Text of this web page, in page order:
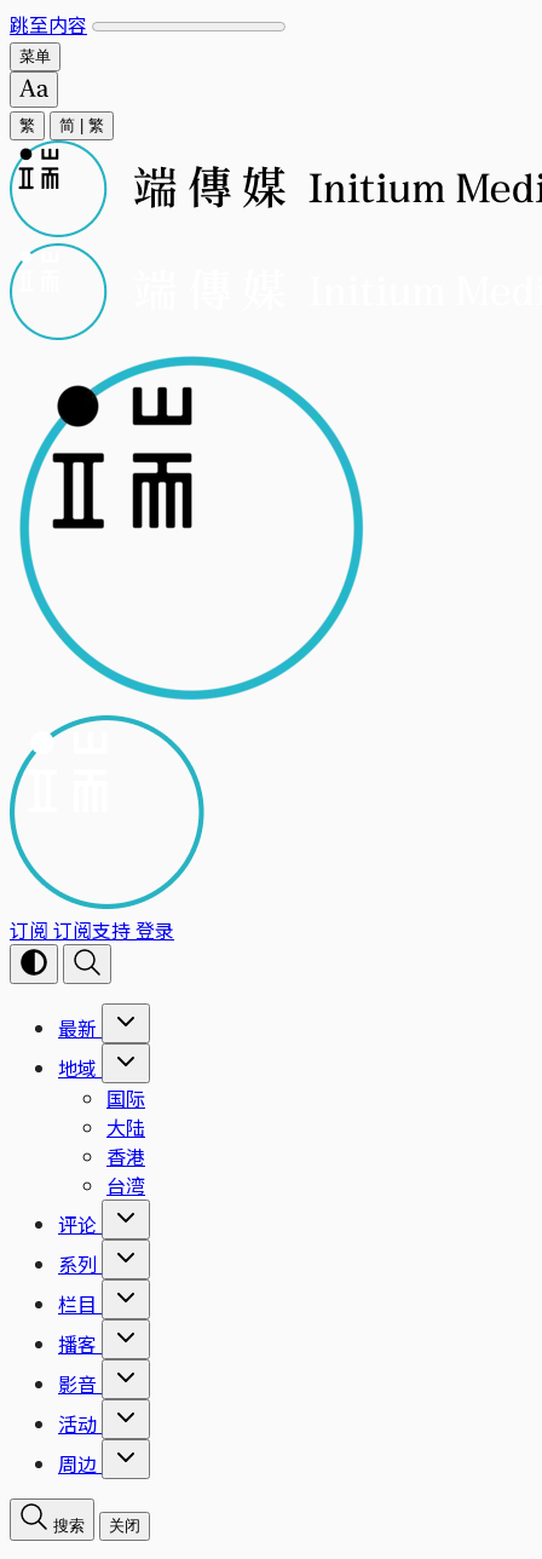
跳至内容
菜单
繁 简 繁
订阅 订阅支持登录
最新
地域
国际
大陆
香港
台湾
评论
系列
栏目
播客
影音
活动
周边
搜索 关闭